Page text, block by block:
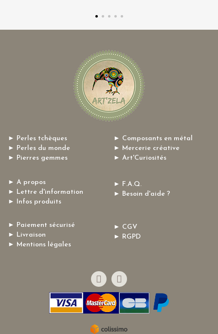
► Perles tchèques
► Perles du monde
► Pierres gemmes
► Composants en métal
► Mercerie créative
► Art'Curiosités
► A propos
► Lettre d'information
► Infos produits
► F.A.Q.
► Besoin d'aide ?
► Paiement sécurisé
► Livraison
► Mentions légales
► CGV
► RGPD